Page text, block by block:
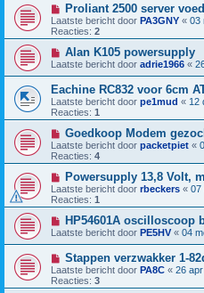
Proliant 2500 server
Laatste bericht door PA3GNY « 03
Reacties: 2
Alan K105 powersupply
Laatste bericht door adrie1966 «
Eachine RC832 voor 6cm
Laatste bericht door pe1mud « 12
Reacties: 1
Goedkoop Modem
Laatste bericht door packetpiet «
Reacties: 4
Powersupply 13,8 Volt,
Laatste bericht door rbeckers « 07
Reacties: 1
HP54601A oscilloscoop
Laatste bericht door PE5HV « 04
Stappen verzwakker 1-
Laatste bericht door PA8C « 26
Reacties: 3